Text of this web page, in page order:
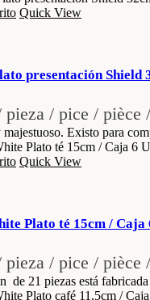
Quick View
presentación Shield
pieza / pice / pièce
majestuoso. Existo para
Quick View
Plato té 15cm / Caja
pieza / pice / pièce
de 21 piezas está fabricada